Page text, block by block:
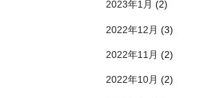
2023年1月 (2)
2022年12月 (3)
2022年11月 (2)
2022年10月 (2)